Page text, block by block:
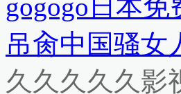
gogogo日本
吊肏中国骚女